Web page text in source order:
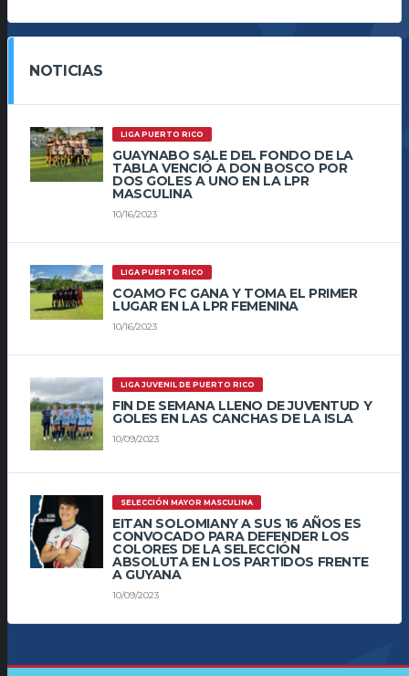
NOTICIAS
LIGA PUERTO RICO
GUAYNABO SALE DEL FONDO DE LA
TABLA VENCIÓ A DON BOSCO POR
DOS GOLES A UNO EN LA LPR
MASCULINA
10/16/2023
LIGA PUERTO RICO
COAMO FC GANA Y TOMA EL PRIMER
LUGAR EN LA LPR FEMENINA
10/16/2023
LIGA JUVENIL DE PUERTO RICO
FIN DE SEMANA LLENO DE JUVENTUD Y
GOLES EN LAS CANCHAS DE LA ISLA
10/09/2023
SELECCIÓN MAYOR MASCULINA
EITAN SOLOMIANY A SUS 16 AÑOS ES
CONVOCADO PARA DEFENDER LOS
COLORES DE LA SELECCIÓN
ABSOLUTA EN LOS PARTIDOS FRENTE
A GUYANA
10/09/2023